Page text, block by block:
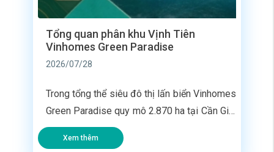
Tổng quan phân khu Vịnh Tiên
Vinhomes Green Paradise
2026/07/28
Trong tổng thể siêu đô thị lấn biển Vinhomes
Green Paradise quy mô 2.870 ha tại Cần Giờ,
phân khu Vịnh Tiên được định vị là lõi trung
tâm giải trí và nghỉ dưỡng cao cấp. Đối với
Xem thêm